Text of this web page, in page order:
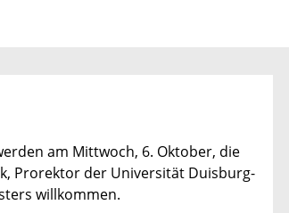
am Mittwoch, 6. Oktober, die
Prorektor der Universität Duisburg-
willkommen.